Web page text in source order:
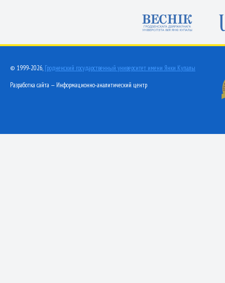
© 1999-2026, Гродненский государственный университет имени Янки Купалы
Разработка сайта — Информационно-аналитический центр